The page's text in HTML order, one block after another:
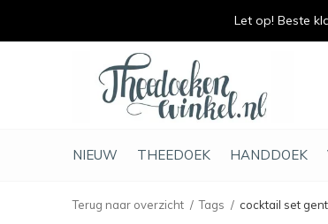
NIEUW THEEDOEK HANDDOEK
Terug naar overzicht Tags cocktail set
Let op! Beste